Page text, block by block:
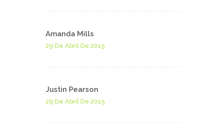
Amanda Mills
29 De Abril De 2015
Justin Pearson
29 De Abril De 2015